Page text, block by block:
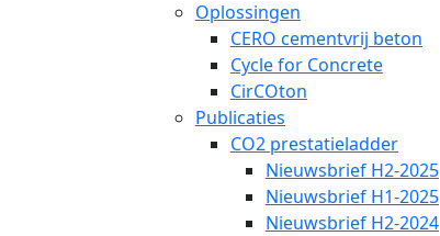
Oplossingen
CERO cementvrij beton
Cycle for Concrete
CirCOton
Publicaties
CO2 prestatieladder
Nieuwsbrief H2-2025
Nieuwsbrief H1-2025
Nieuwsbrief H2-2024